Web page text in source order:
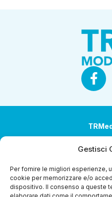
Gestisci
Per fornire le migliori esperienze,
cookie per memorizzare e/o
dispositivo. Il consenso a queste
coordinamento da parte di
Sede legale: via Ragazzi del